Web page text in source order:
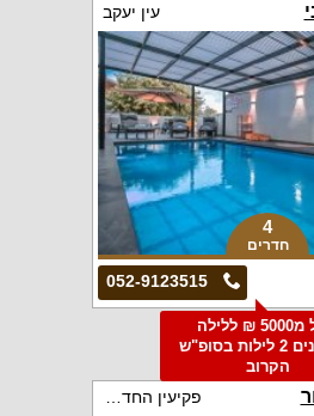
עין יעקב
4
חדרים
052-9123515
החל מ5000 ₪ ללילה
למזמינים 2 לילות בסופ"ש
הקרוב